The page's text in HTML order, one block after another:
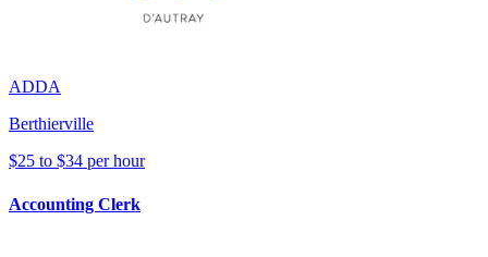
ADDA
Berthierville
$25 to $34 per hour
Accounting Clerk